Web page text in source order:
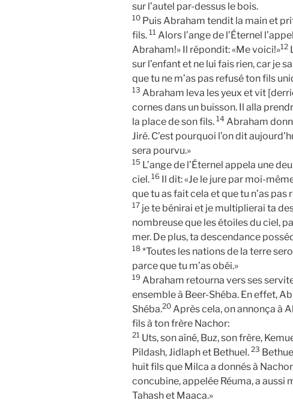
sur l’autel par-dessus le bois.
10 Puis Abraham tendit la main et
fils. 11 Alors l’ange de l’Éternel
Abraham!» Il répondit: «Me voici!»12
sur l’enfant et ne lui fais rien, car je
que tu ne m’as pas refusé ton fils
13 Abraham leva les yeux et vit
cornes dans un buisson. Il alla
la place de son fils. 14 Abraham
Jiré. C’est pourquoi l’on dit
sera pourvu.»
15 L’ange de l’Éternel appela une
ciel. 16 Il dit: «Je le jure par moi-
que tu as fait cela et que tu n’as pas
17 je te bénirai et je multiplierai ta
nombreuse que les étoiles du ciel,
mer. De plus, ta descendance
18 *Toutes les nations de la terre
parce que tu m’as obéi.»
19 Abraham retourna vers ses
ensemble à Beer-Shéba. En effet,
Shéba.20 Après cela, on annonça à
fils à ton frère Nachor:
21 Uts, son aîné, Buz, son frère,
Pildash, Jidlaph et Bethuel. 23
huit fils que Milca a donnés à
concubine, appelée Réuma, a aussi
Tahash et Maaca.»